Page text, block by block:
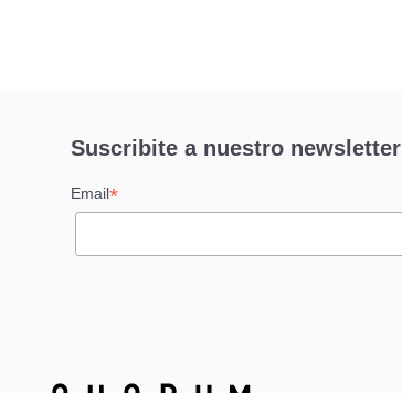
Suscribite a nuestro newsletter
Email*